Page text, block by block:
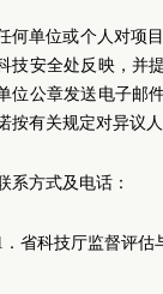
何单位或个人对项
技安全处反映，并
位公章发送电子邮
按有关规定对异议
系方式及电话：
．省科技厅监督评估